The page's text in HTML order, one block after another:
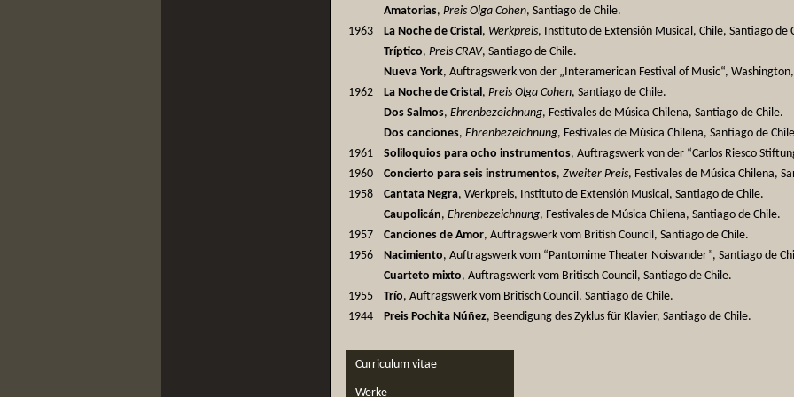
Amatorias, Preis Olga Cohen, Santiago de Chile.
1963
La Noche de Cristal, Werkpreis, Instituto de Extensión Musical, Chile, Santiago de
Tríptico, Preis CRAV, Santiago de Chile.
Nueva York, Auftragswerk von der „Interamerican Festival of Music“,
1962
La Noche de Cristal, Preis Olga Cohen, Santiago de Chile.
Dos Salmos, Ehrenbezeichnung, Festivales de Música Chilena, Santiago de Chile.
Dos canciones, Ehrenbezeichnung, Festivales de Música Chilena, Santiago de
1961
Soliloquios para ocho instrumentos, Auftragswerk von der “Carlos Riesco
1960
Concierto para seis instrumentos, Zweiter Preis, Festivales de Música Chilena,
1958
Cantata Negra, Werkpreis, Instituto de Extensión Musical, Santiago de Chile.
Caupolicán, Ehrenbezeichnung, Festivales de Música Chilena, Santiago de Chile.
1957
Canciones de Amor, Auftragswerk vom British Council, Santiago de Chile.
1956
Nacimiento, Auftragswerk vom “Pantomime Theater Noisvander”, Santiago de
Cuarteto mixto, Auftragswerk vom Britisch Council, Santiago de Chile.
1955
Trío, Auftragswerk vom Britisch Council, Santiago de Chile.
1944
Preis Pochita Núñez, Beendigung des Zyklus für Klavier, Santiago de Chile.
Curriculum vitae
Werke